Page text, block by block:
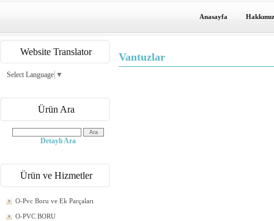
Anasayfa
Website Translator
Select Language ▼
Ürün Ara
Detaylı Ara
Ürün ve Hizmetler
O-Pvc Boru ve Ek Parçaları
O-PVC BORU
Vantuzlar